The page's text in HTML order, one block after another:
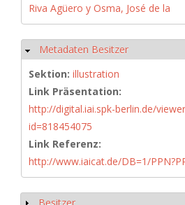
Riva Agüero y Osma, José de la
Ausblenden
Metadaten Besitzer
Sektion: illustration
Link Präsentation:
http://digital.iai.spk-berlin.de/
id=818454075
Link Referenz:
http://www.iaicat.de/DB=1/
Anzeigen
Besitzer